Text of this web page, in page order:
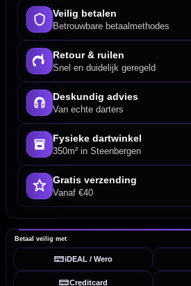
Veilig betalen
Betrouwbare betaalmethodes
Retour & ruilen
Snel en duidelijk geregeld
Deskundig advies
Van echte darters
Fysieke dartwinkel
350m² in Steenbergen
Gratis verzending
Vanaf €40
Betaal veilig met
iDEAL / Wero
Creditcard